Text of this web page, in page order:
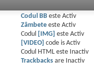
Codul BBeste Activ
Zâmbeteeste Activ
Codul
[IMG] este Activ
[VIDEO]
code is Activ
Codul HTML este
Inactiv
Trackbacksare
Inactiv